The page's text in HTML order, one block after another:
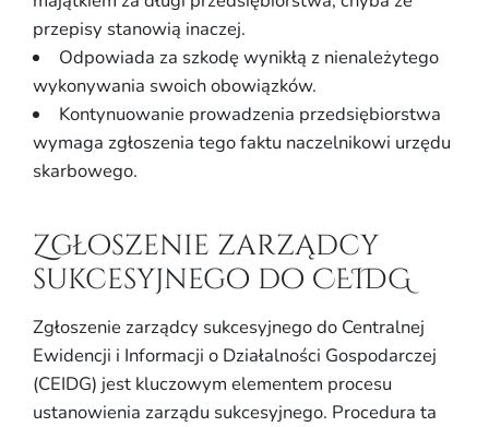
przepisy stanowią inaczej.
Odpowiada za szkodę wynikłą z nienależytego
wykonywania swoich obowiązków.
Kontynuowanie prowadzenia przedsiębiorstwa
wymaga zgłoszenia tego faktu naczelnikowi urzędu
skarbowego.
Zgłoszenie zarządcy
sukcesyjnego do CEIDG
Zgłoszenie zarządcy sukcesyjnego do Centralnej
Ewidencji i Informacji o Działalności Gospodarczej
(CEIDG) jest kluczowym elementem procesu
ustanowienia zarządu sukcesyjnego. Procedura ta